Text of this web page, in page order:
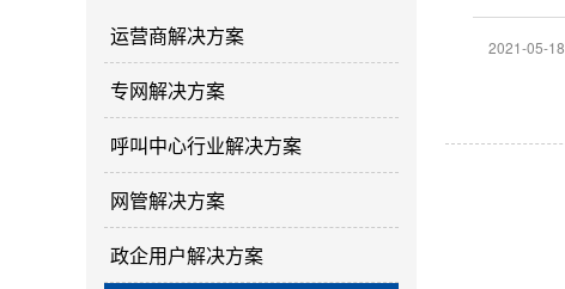
运营商解决方案
专网解决方案
呼叫中心行业解决方案
网管解决方案
政企用户解决方案
2021-05-18